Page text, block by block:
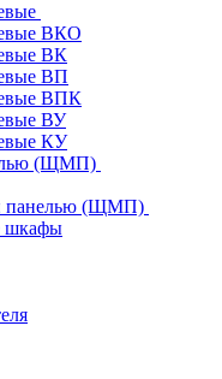
ВКО
ВК
ВП
ВПК
ВУ
КУ
(ЩМП)
панелью (ЩМП)
шкафы